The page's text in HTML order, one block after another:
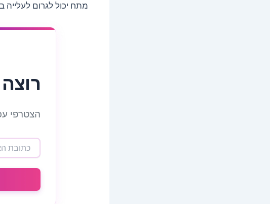
מתח יכול לגרום לעלייה
הצטרפי